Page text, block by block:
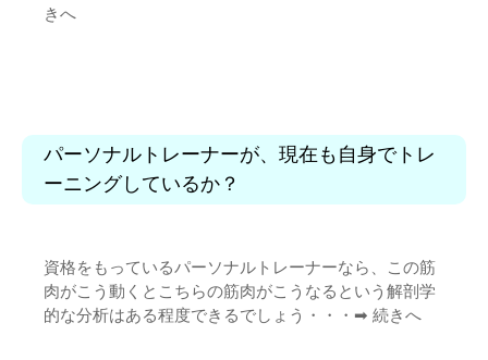
きへ
パーソナルトレーナーが、現在も自身でトレ
ーニングしているか？
資格をもっているパーソナルトレーナーなら、この筋
肉がこう動くとこちらの筋肉がこうなるという解剖学
的な分析はある程度できるでしょう・・・➡︎ 続きへ